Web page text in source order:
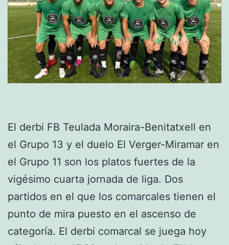
El derbi FB Teulada Moraira-Benitatxell en
el Grupo 13 y el duelo El Verger-Miramar en
el Grupo 11 son los platos fuertes de la
vigésimo cuarta jornada de liga. Dos
partidos en el que los comarcales tienen el
punto de mira puesto en el ascenso de
categoría. El derbi comarcal se juega hoy